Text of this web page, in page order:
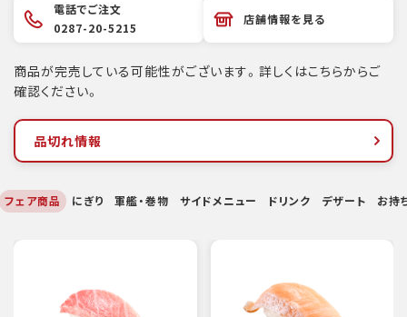
電話でご注文
0287-20-5215
店舗情報を見る
商品が完売している可能性がございます。詳しくはこちらからご
確認ください。
品切れ情報
フェア商品 にぎり 軍艦・巻物 サイドメニュー ドリンク デザート お持